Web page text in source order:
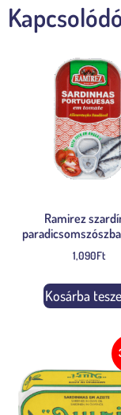
Ramirez
1,090Ft
Kosárba